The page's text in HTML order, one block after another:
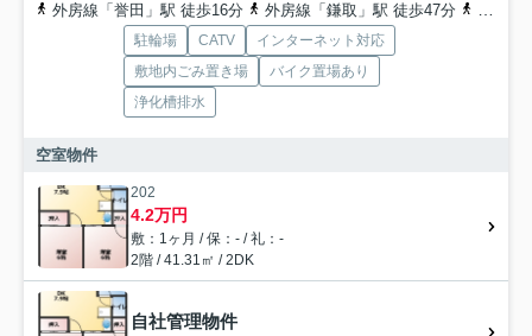
外房線「誉田」駅 徒歩16分
外房線「鎌取」駅 徒歩47分
駐輪場 CATV
インターネット対応
敷地内ごみ置き場
バイク置場あり
浄化槽排水
空室物件
202
4.2万円
敷：1ヶ月 / 保：- / 礼：-
2階 / 41.31㎡ / 2DK
自社管理物件